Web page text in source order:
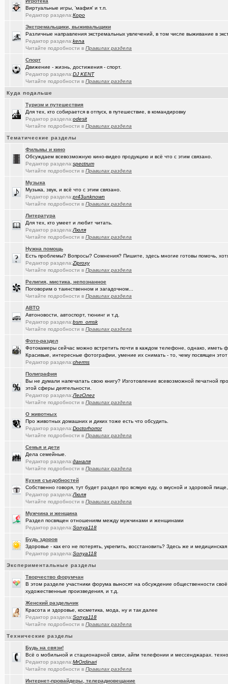
Случайные фото с мобильника
Энциклопедия Омской области онлайн.
Диалог с ИИ о романе «Мастер и Маргарита».
100% женщин!. (wvladimi..)
Специалист по эрбиевым лазерам(Kebbos) +8
Реально полезные гаджеты для кухни
Ремонт квартир/ванных комнат! Высококачественная отделка.
И это все то, на что способен omsk.com???(Zheka) +13
Живопись Воронина В.Н.
Ремонт окон ПВХ. К кому обратиться?
ищу риэдтора (халвамес)
Жилищный вопрос (халвамес)
Где ремонтируют Oculus Quest?(Google-M..)
Почему в городе не отключают отопление?(Igorillo) +126
Какое выбрать отопление для частного дома?
Традиционный сбор памперсов для перинатального центра 2025
(интересу..)
Какие буквы на гос. номере сейчас идут???
АКПП матиз. Ремонтировать или менять?
С наступающим 2026 годом!(Vector)
Где можно отремонтировать вязаную варежку?
Молодые таланты классической гитары - Майя Казарина (SD17)
Теле2 в Омске (t2) +8155
Ремонт квартир омск отзывы. любые строительные работы
Автофлудилка(Гормон р..) +21803
коворкинг проекты
Betatransfer.net - прием платежей для HIGH RISK проектов
Челлендж "Какой кофе ты сейчас пьёшь?" +2722
Владимир Шандриков (Александ..)
7я.ТВ и Я.ru (Омские кабельные сети)
Ищу Маяк 205(Александ..)
Доколе!? (Моеимяза..) +532
Автоматизация домашнего учета ЖКХ и многое другое ...(BarVic19..) +95
двойное гражданство(drob_vv_..)
Алтайский мед - в помощь здоровью!
Задолбали расклейщики рекламы
А что вы сейчас готовите?
прописка она же регистрация
Нерадивые расклейщики рекламы (Демон ЖКХ)
ОК Восток-Запад - что это, кто это?!(gamefan)
Мёд Пасеки Сибирское медовье.(Пасечник)
Виртуальные игры, 'мафия' и т.п.
Редактор раздела:Коро
Экстремальщики, выживальщики
Различные направления экстремальных увлечений, в том числе выживание в
Редактор раздела:kena
Читайте подробности в Правилах раздела
Спорт
Движение - жизнь, достижения - спорт.
Редактор раздела:DJ KENT
Читайте подробности в Правилах раздела
Куда подальше
Туризм и путешествия
Для тех, кто собирается в отпуск, в путешествие, в командировку
Редактор раздела:odesit
Читайте подробности в Правилах раздела
Тематические разделы
Фильмы и кино
Обсуждаем всевозможную кино-видео продукцию и всё что с этим связано.
Редактор раздела:spectrum
Читайте подробности в Правилах раздела
Музыка
Музыка, звук, и всё что с этим связано.
Редактор раздела:pr43unknown
Читайте подробности в Правилах раздела
Литература
Для тех, кто умеет и любит читать.
Редактор раздела:Люля
Читайте подробности в Правилах раздела
Нужна помощь
Есть проблемы? Вопросы? Сомнения? Пишите, здесь многие готовы помочь,
Редактор раздела:Ziproxy
Читайте подробности в Правилах раздела
Религия, мистика, непознанное
Поговорим о таинственном и загадочном...
Читайте подробности в Правилах раздела
АВТО
Автоновости, автоспорт, тюнинг и т.д.
Редактор раздела:bsm_omsk
Читайте подробности в Правилах раздела
Фото-раздел
Фотокамеры сейчас можно встретить почти в каждом телефоне, однако, иметь
Красивые, интересные фотографии, умение их снимать - то, чему посвящен
Редактор раздела:cherms
Полиграфия
Вы не думали напечатать свою книгу? Изготовление всевозможной печатной
этой сферы деятельности.
Редактор раздела:ЛегОлег
Читайте подробности в Правилах раздела
О животных
Про животных домашних и диких тоже есть что обсудить.
Редактор раздела:Doctorhorror
Читайте подробности в Правилах раздела
Семья и дети
Дела семейные.
Редактор раздела:даналя
Читайте подробности в Правилах раздела
Кухня съедобностей
Собственно говоря, тут будет раздел про всякую еду, о вкусной и здоровой
Редактор раздела:Люля
Читайте подробности в Правилах раздела
Мужчина и женщина
Раздел посвящен отношениям между мужчинами и женщинами
Редактор раздела:Sonya118
Будь здоров
Здоровье - как его не потерять, укрепить, восстановить? Здесь же и
Редактор раздела:Sonya118
Экспериментальные разделы
Творчество форумчан
В этом разделе участники форума выносят на обсуждение общественности
художественные произведения, и т.д.
Женский раздельчик
Красота и здоровье, косметика, мода, ну и так далее
Редактор раздела:Sonya118
Читайте подробности в Правилах раздела
Технические разделы
Будь на связи!
Всё о мобильной и стационарной связи, айпи телефонии и мессенджарах.
Редактор раздела:MrOrdinari
Читайте подробности в Правилах раздела
Интернет-провайдеры, телерадиовещание